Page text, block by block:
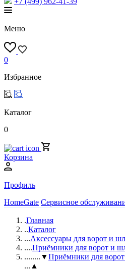
Меню
0
Избранное
Каталог
0
Корзина
Профиль
HomeGate Сервисное
.Главная
..Каталог
...Аксессуары для ворот и
....Приёмники для ворот и
........▼Приёмники для
...▲